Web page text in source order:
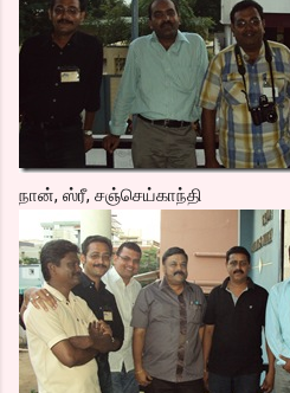
நான், ஸ்ரீ, சஞ்செய்காந்தி